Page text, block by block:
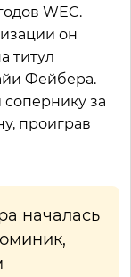
WEC.
он
титул
Фейбера.
за
проиграв
началась